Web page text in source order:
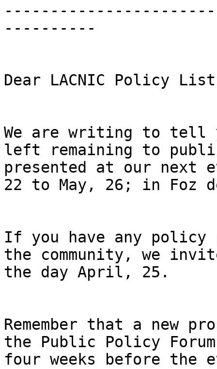
----------
Dear LACNIC Policy
We are writing to tell
left remaining to
presented at our next
22 to May, 26; in Foz
If you have any
the community, we
the day April, 25.
Remember that a new
the Public Policy
four weeks before the